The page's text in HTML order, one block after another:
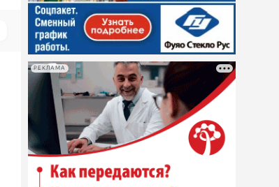
РЕКЛАМА